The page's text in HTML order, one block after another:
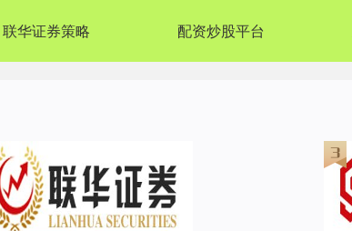
联华证券策略 配资炒股平台